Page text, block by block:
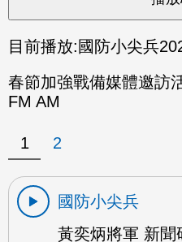
目前播放: 國防小尖兵
春節加強戰備媒體邀訪
FM AM
1 2
國防小尖兵
黃奕炳將軍 新聞